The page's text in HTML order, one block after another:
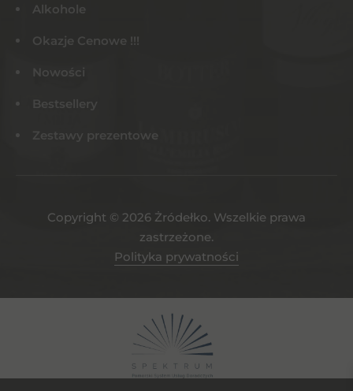
Alkohole
Okazje Cenowe !!!
Nowości
Bestsellery
Zestawy prezentowe
Copyright © 2026 Żródełko. Wszelkie prawa
zastrzeżone.
Polityka prywatności